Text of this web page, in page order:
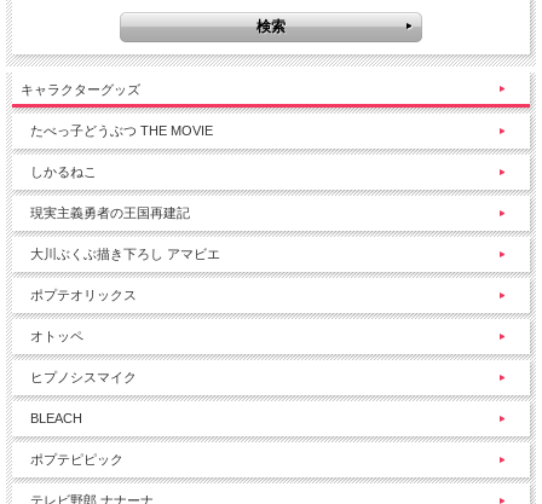
キャラクターグッズ
たべっ子どうぶつ THE MOVIE
しかるねこ
現実主義勇者の王国再建記
大川ぶくぶ描き下ろし アマビエ
ポプテオリックス
オトッペ
ヒプノシスマイク
BLEACH
ポプテピピック
テレビ野郎 ナナーナ